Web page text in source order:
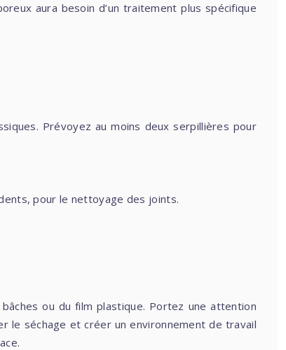
aura besoin d’un traitement plus spécifique
Prévoyez au moins deux serpillières pour
pour le nettoyage des joints.
ou du film plastique. Portez une attention
le séchage et créer un environnement de travail